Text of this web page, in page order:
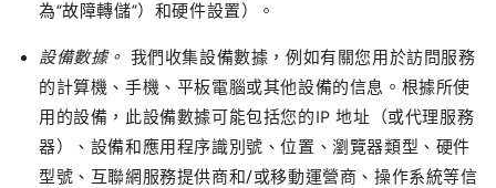
為“故障轉儲”）和硬件設置）。
設備數據。 我們收集設備數據，例如有關您用於訪問服務
的計算機、手機、平板電腦或其他設備的信息。根據所使
用的設備，此設備數據可能包括您的IP 地址（或代理服務
器）、設備和應用程序識別號、位置、瀏覽器類型、硬件
型號、互聯網服務提供商和/或移動運營商、操作系統等信